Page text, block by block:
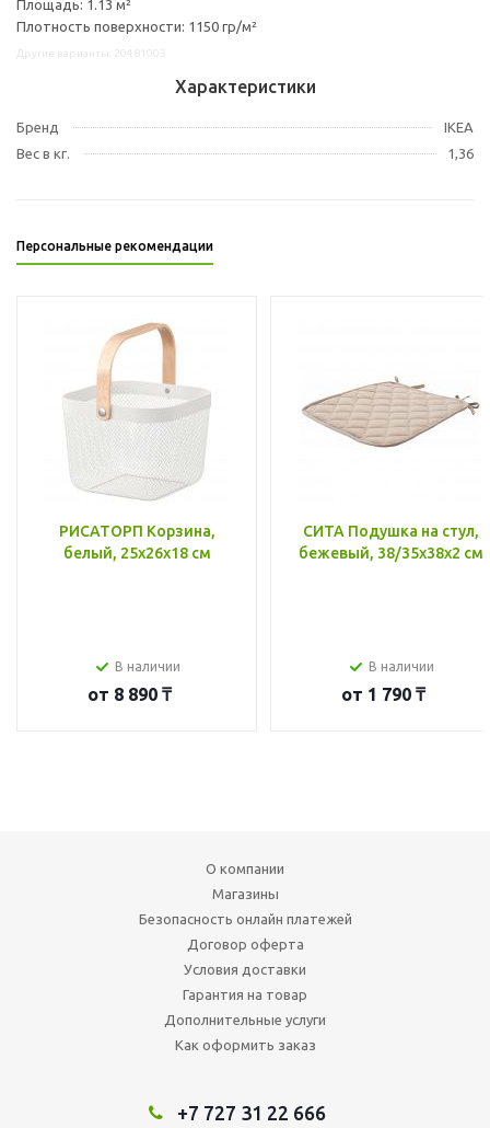
Площадь: 1.13 м²
Плотность поверхности: 1150 гр/м²
Характеристики
Бренд
IKEA
Вес в кг.
1,36
Персональные рекомендации
РИСАТОРП Корзина,
белый, 25x26x18 см
В наличии
от 8 890 ₸
СИТА Подушка на стул,
бежевый, 38/35x38x2 см
В наличии
от 1 790 ₸
О компании
Магазины
Безопасность онлайн платежей
Договор оферта
Условия доставки
Гарантия на товар
Дополнительные услуги
Как оформить заказ
+7 727 31 22 666